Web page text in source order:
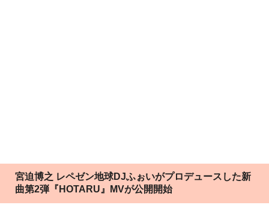
宮迫博之 レペゼン地球DJふぉいがプロデュースした新
曲第2弾『HOTARU』MVが公開開始